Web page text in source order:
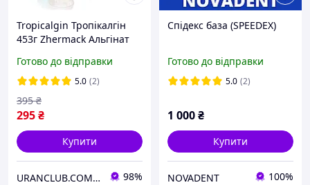
Tropicalgin Тропікалгін
453г Zhermack Альгінат
манго, маса для відтисків
для стоматології
Готово до відправки
5.0 (2)
295₴
395 ₴
Купити
URANCLUB.COM.UA 98%
Спідекс база (SPEEDEX)
Готово до відправки
5.0 (2)
1 000₴
Купити
NOVADENT 100%